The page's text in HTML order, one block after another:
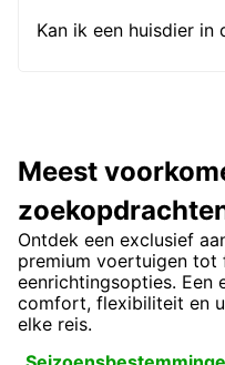
Kan ik een huisdier in
Meest
Ontdek een exclusief
premium voertuigen
eenrichtingsopties. Een
comfort, flexibiliteit en
elke reis.